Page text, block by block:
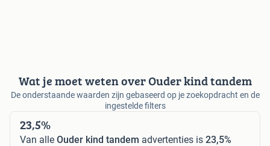
Wat je moet weten over Ouder kind tandem
De onderstaande waarden zijn gebaseerd op je zoekopdracht en de
ingestelde filters
23,5%
Van alle Ouder kind tandem advertenties is 23,5%